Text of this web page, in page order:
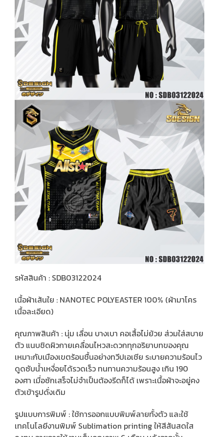
รหัสสินค้า : SDB03122024
เนื้อผ้าเส้นใย : NANOTEC POLYEASTER 100% (ผ้ามาโคร
เนื้อละเอียด)
คุณภาพสินค้า : นุ่ม เลื่อน บางเบา คอเสื้อไม่ย้วย ส่วมใส่สบาย
ตัว แนบชิดผิวกายเคลื่อนไหวสะดวกทุกอริยาบทของคุณ
เหมาะกับเมืองเขตร้อนชื้นอย่างทวีปเอเชีย ระบายความร้อนไว
ดูดซับน้ำเหงื่อยได้รวดเร็ว ทนทานความร้อนสูง เกิน 190
องศา เมื่อซักเสร็จไม่จำเป็นต้องรีดก็ได้ เพราะเนื้อผ้าจะอยู่คง
ตัวเข้ารูปดั่งเดิม
รูปแบบการพิมพ์ : ใช้การออกแบบพิมพ์ลายทั้งตัว และใช้
เทคโนโลยีงานพิมพ์ Sublimation printing ให้สีสันสดใส